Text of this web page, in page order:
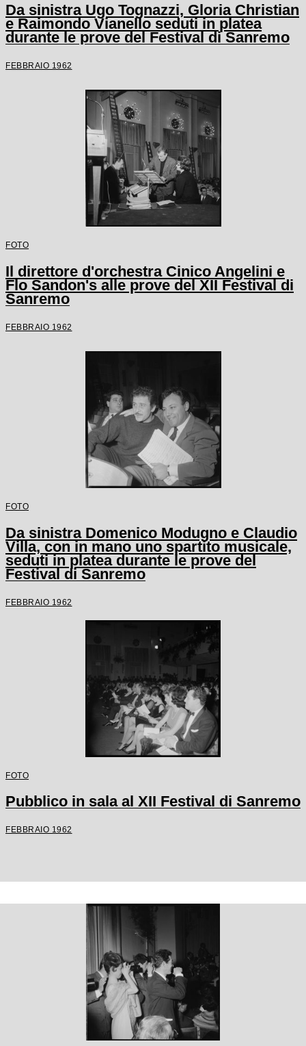
Da sinistra Ugo Tognazzi, Gloria Christian
e Raimondo Vianello seduti in platea
durante le prove del Festival di Sanremo
FEBBRAIO 1962
FOTO
Il direttore d'orchestra Cinico Angelini e
Flo Sandon's alle prove del XII Festival di
Sanremo
FEBBRAIO 1962
FOTO
Da sinistra Domenico Modugno e Claudio
Villa, con in mano uno spartito musicale,
seduti in platea durante le prove del
Festival di Sanremo
FEBBRAIO 1962
FOTO
Pubblico in sala al XII Festival di Sanremo
FEBBRAIO 1962